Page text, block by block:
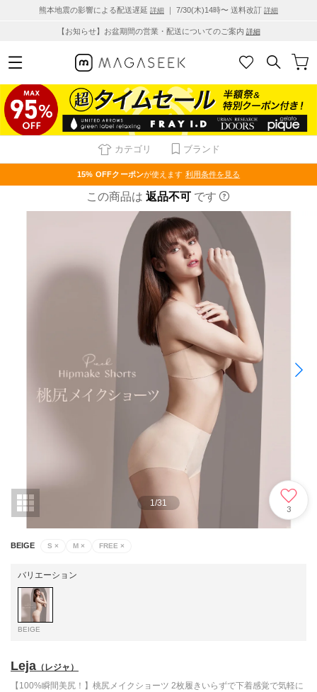
熊本地震の影響による配送遅延 詳細 ｜ 7/30(木)14時〜 送料改訂 詳細
【お知らせ】お盆期間の営業・配送についてのご案内 詳細
カテゴリ ブランド
15% OFFクーポンが使えます 利用条件を見る
この商品は 返品不可 です
1 /31
3
BEIGE S × M × FREE ×
バリエーション
BEIGE
Leja （レジャ）
【100%瞬間美尻！】桃尻メイクショーツ 2枚履きいらずで下着感覚で気軽に